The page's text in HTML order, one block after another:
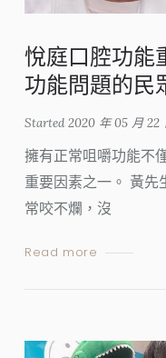
悅庭口腔功能
功能問題的民
Started2020 年 05 月 22
擁有正常咀嚼功能不
重要因素之一。 黃先
常咬不爛，沒
Read more